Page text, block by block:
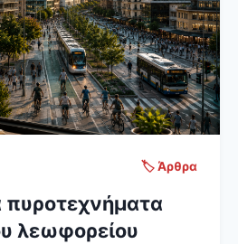
🏷️ Άρθρα
πυροτεχνήματα
λεωφορείου